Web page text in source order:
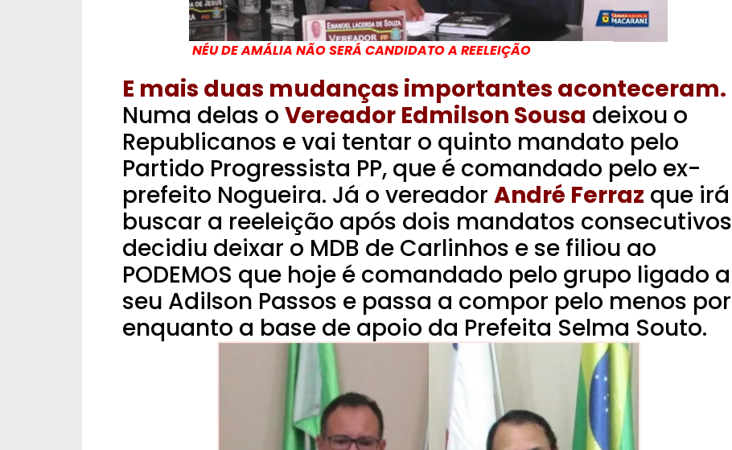
NÉU DE AMÁLIA NÃO SERÁ CANDIDATO A REELEIÇÃO
E mais duas mudanças importantes aconteceram.
Numa delas o Vereador Edmilson Sousa deixou o
Republicanos e vai tentar o quinto mandato pelo
Partido Progressista PP, que é comandado pelo ex-
prefeito Nogueira. Já o vereador André Ferraz que irá
buscar a reeleição após dois mandatos consecutivos
decidiu deixar o MDB de Carlinhos e se filiou ao
PODEMOS que hoje é comandado pelo grupo ligado a
seu Adilson Passos e passa a compor pelo menos por
enquanto a base de apoio da Prefeita Selma Souto.